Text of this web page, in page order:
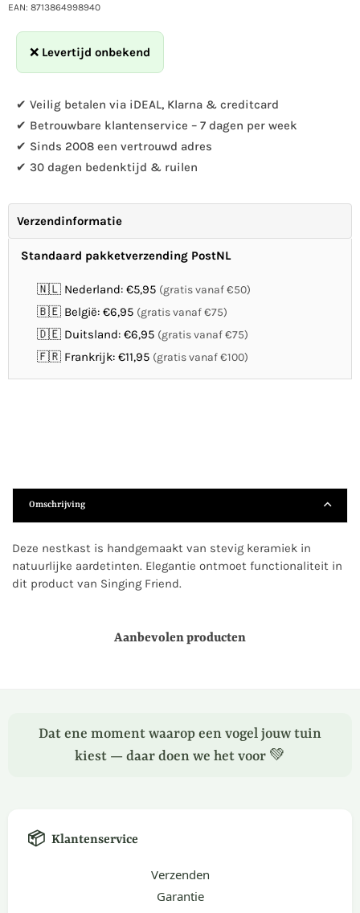
voor
grijs
voor
grijs
EAN: 8713864998940
❌ Levertijd onbekend
✔ Veilig betalen via iDEAL, Klarna & creditcard
✔ Betrouwbare klantenservice – 7 dagen per week
✔ Sinds 2008 een vertrouwd adres
✔ 30 dagen bedenktijd & ruilen
Verzendinformatie
Standaard pakketverzending PostNL
🇳🇱 Nederland: €5,95 (gratis vanaf €50)
🇧🇪 België: €6,95 (gratis vanaf €75)
🇩🇪 Duitsland: €6,95 (gratis vanaf €75)
🇫🇷 Frankrijk: €11,95 (gratis vanaf €100)
Omschrijving
Deze nestkast is handgemaakt van stevig keramiek in
natuurlijke aardetinten. Elegantie ontmoet functionaliteit in
dit product van Singing Friend.
Aanbevolen producten
Dat ene moment waarop een vogel jouw tuin
kiest — daar doen we het voor 💚
📦 Klantenservice
Verzenden
Garantie